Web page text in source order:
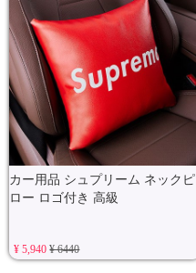
カー用品 シュプリーム ネックピ
ロー ロゴ付き 高級
¥ 5,940¥ 6440